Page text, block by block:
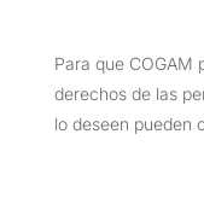
Para que COGAM
derechos de las
lo deseen pueden